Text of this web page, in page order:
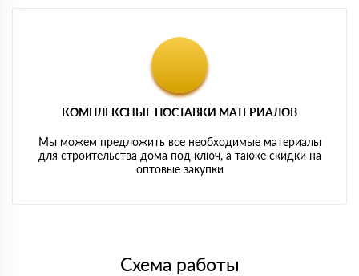
КОМПЛЕКСНЫЕ ПОСТАВКИ МАТЕРИАЛОВ
Мы можем предложить все необходимые материалы
для строительства дома под ключ, а также скидки на
оптовые закупки
Схема работы